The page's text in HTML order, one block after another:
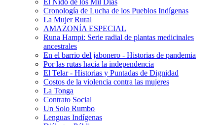
El Nido de los Mil Días
Cronología de Lucha de los Pueblos Indígenas
La Mujer Rural
AMAZONÍA ESPECIAL
Runa Hampi: Serie radial de plantas medicinales
ancestrales
En el barrio del jabonero - Historias de pandemia
Por las rutas hacia la independencia
El Telar - Historias y Puntadas de Dignidad
Costos de la violencia contra las mujeres
La Tonga
Contrato Social
Un Solo Rumbo
Lenguas Indígenas